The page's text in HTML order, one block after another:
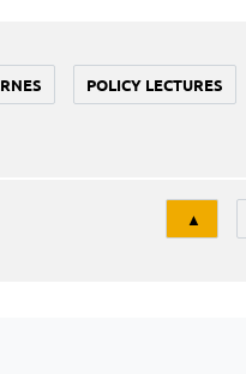
POLICY LECTURES
Tri
▲